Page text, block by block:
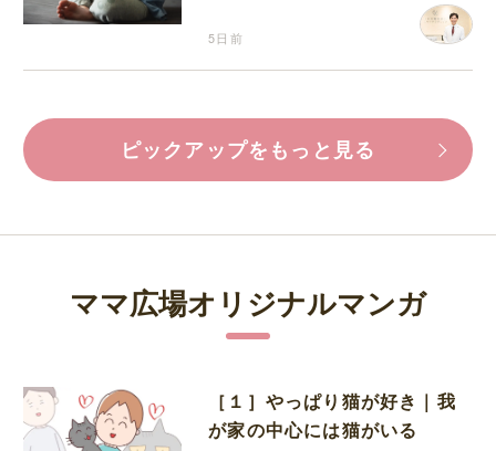
5日前
ピックアップをもっと見る
ママ広場オリジナルマンガ
［１］やっぱり猫が好き｜我
が家の中心には猫がいる